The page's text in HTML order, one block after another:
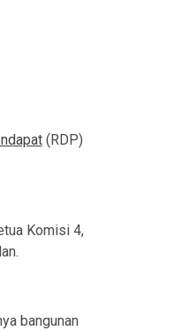
(RDP)
Komisi 4,
bangunan